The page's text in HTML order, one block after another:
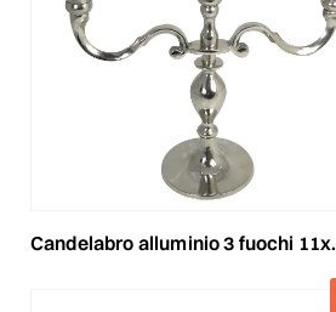
candelabro alluminio 3 fuochi 11x24 cm h.31 cm mira argento luc